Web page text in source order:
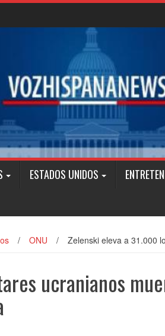
ESTADOS UNIDOS
/ ONU / Zelenski eleva a 31.000
ucranianos